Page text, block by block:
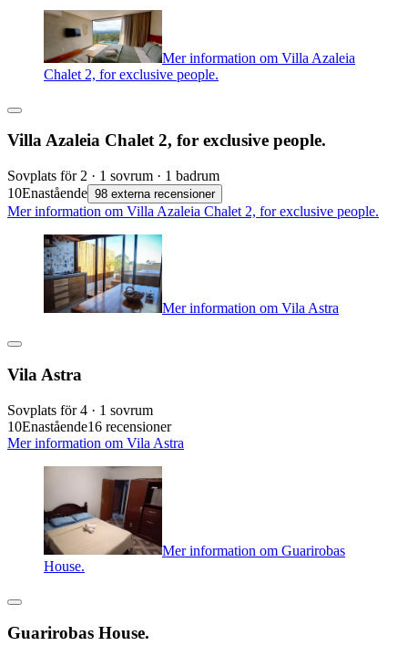
Mer information om Villa Azaleia
Chalet 2, for exclusive people.
Villa Azaleia Chalet 2, for exclusive people.
Sovplats för 2 · 1 sovrum · 1 badrum
10Enastående 98 externa recensioner
Mer information om Villa Azaleia Chalet 2, for exclusive people.
Mer information om Vila Astra
Vila Astra
Sovplats för 4 · 1 sovrum
10Enastående16 recensioner
Mer information om Vila Astra
Mer information om Guarirobas
House.
Guarirobas House.